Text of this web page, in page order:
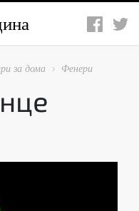
за дома  Фенери